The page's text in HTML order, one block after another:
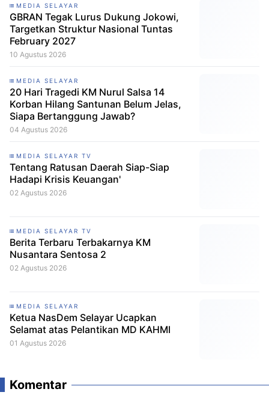
MEDIA SELAYAR
GBRAN Tegak Lurus Dukung Jokowi,
Targetkan Struktur Nasional Tuntas
February 2027
10 Agustus 2026
MEDIA SELAYAR
20 Hari Tragedi KM Nurul Salsa 14
Korban Hilang Santunan Belum Jelas,
Siapa Bertanggung Jawab?
04 Agustus 2026
MEDIA SELAYAR TV
Tentang Ratusan Daerah Siap-Siap
Hadapi Krisis Keuangan'
02 Agustus 2026
MEDIA SELAYAR TV
Berita Terbaru Terbakarnya KM
Nusantara Sentosa 2
02 Agustus 2026
MEDIA SELAYAR
Ketua NasDem Selayar Ucapkan
Selamat atas Pelantikan MD KAHMI
01 Agustus 2026
Komentar